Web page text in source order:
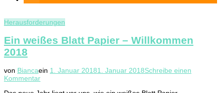
Herausforderungen
Ein weißes Blatt Papier – Willkommen
2018
von Biancaein 1. Januar 20181. Januar 2018Schreibe einen
Kommentarzu